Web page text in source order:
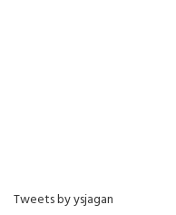
Tweets by ysjagan